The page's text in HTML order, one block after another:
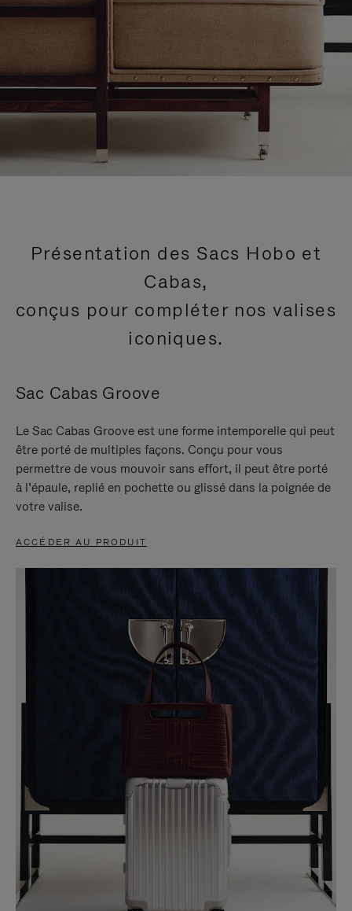
Présentation des Sacs Hobo et
Cabas,
conçus pour compléter nos valises
iconiques.
Sac Cabas Groove
Le Sac Cabas Groove est une forme intemporelle qui peut
être porté de multiples façons. Conçu pour vous
permettre de vous mouvoir sans effort, il peut être porté
à l’épaule, replié en pochette ou glissé dans la poignée de
votre valise.
ACCÉDER AU PRODUIT